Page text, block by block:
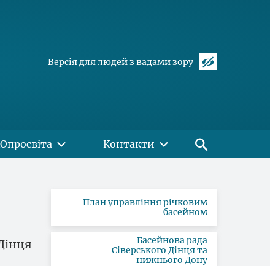
Версія для людей з вадами зору
Контакти
План управління річковим
басейном
Басейнова рада
Сіверського Дінця та
нижнього Дону